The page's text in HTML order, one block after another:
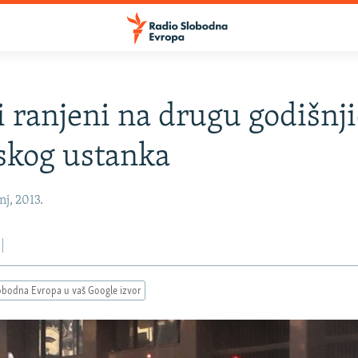
na drugu
ustanka
2013.
Evropa u vaš Google izvor